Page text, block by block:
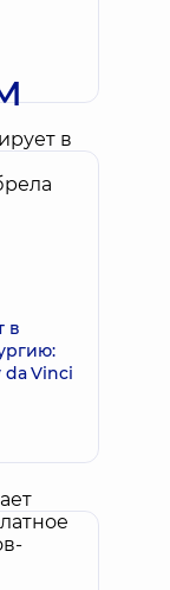
в
da Vinci